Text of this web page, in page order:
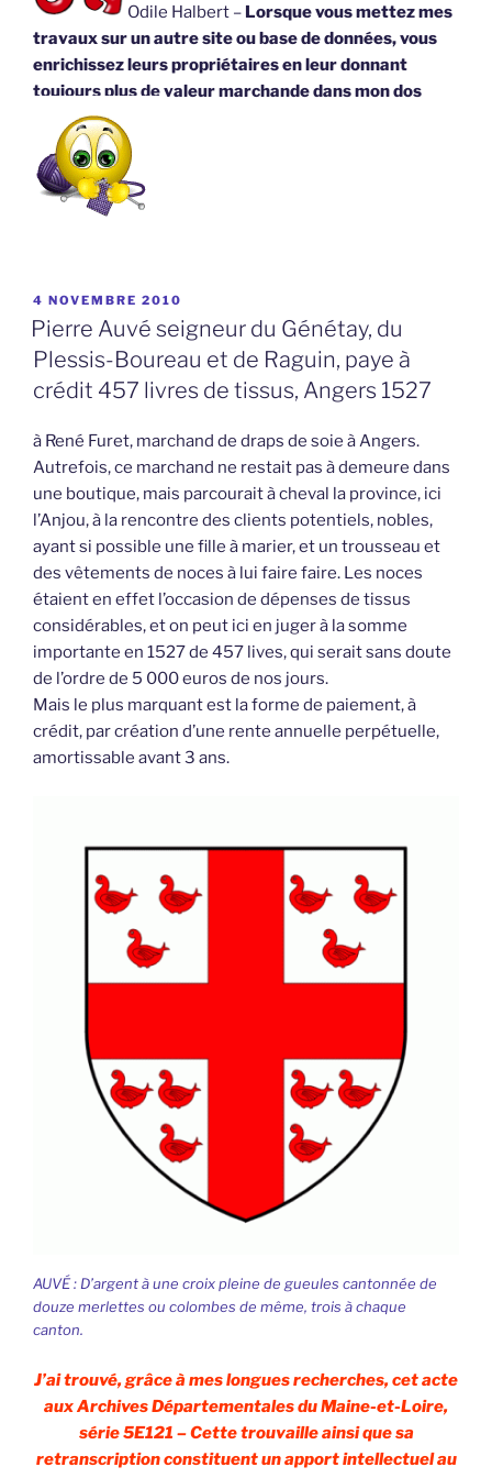
Odile Halbert – Lorsque vous mettez mes
travaux sur un autre site ou base de données, vous
enrichissez leurs propriétaires en leur donnant
toujours plus de valeur marchande dans mon dos
PUBLIÉ
LE
4 NOVEMBRE 2010
Pierre Auvé seigneur du Génétay, du
Plessis-Boureau et de Raguin, paye à
crédit 457 livres de tissus, Angers 1527
à René Furet, marchand de draps de soie à Angers.
Autrefois, ce marchand ne restait pas à demeure dans
une boutique, mais parcourait à cheval la province, ici
l’Anjou, à la rencontre des clients potentiels, nobles,
ayant si possible une fille à marier, et un trousseau et
des vêtements de noces à lui faire faire. Les noces
étaient en effet l’occasion de dépenses de tissus
considérables, et on peut ici en juger à la somme
importante en 1527 de 457 lives, qui serait sans doute
de l’ordre de 5 000 euros de nos jours.
Mais le plus marquant est la forme de paiement, à
crédit, par création d’une rente annuelle perpétuelle,
amortissable avant 3 ans.
AUVÉ : D’argent à une croix pleine de gueules cantonnée de
douze merlettes ou colombes de même, trois à chaque
canton.
J’ai trouvé, grâce à mes longues recherches, cet acte
aux Archives Départementales du Maine-et-Loire,
série 5E121 – Cette trouvaille ainsi que sa
retranscription constituent un apport intellectuel au